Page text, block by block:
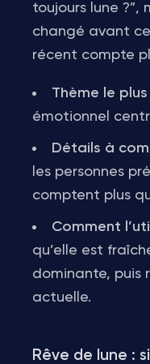
toujours lune ?”,
changé avant
récent compte
Thème le
émotionnel
Détails à
les personnes
comptent plus
Comment
qu’elle est
dominante, puis
actuelle.
Rêve de lune :